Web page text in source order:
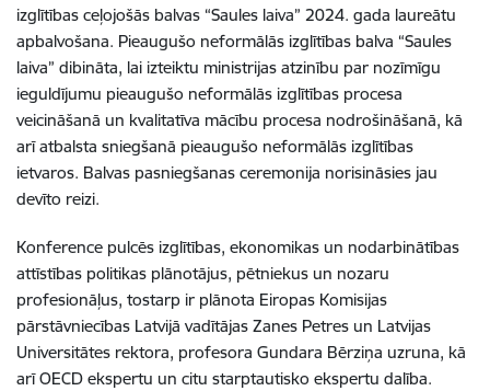
izglītības ceļojošās balvas “Saules laiva” 2024. gada laureātu
apbalvošana. Pieaugušo neformālās izglītības balva “Saules
laiva” dibināta, lai izteiktu ministrijas atzinību par nozīmīgu
ieguldījumu pieaugušo neformālās izglītības procesa
veicināšanā un kvalitatīva mācību procesa nodrošināšanā, kā
arī atbalsta sniegšanā pieaugušo neformālās izglītības
ietvaros. Balvas pasniegšanas ceremonija norisināsies jau
devīto reizi.
Konference pulcēs izglītības, ekonomikas un nodarbinātības
attīstības politikas plānotājus, pētniekus un nozaru
profesionāļus, tostarp ir plānota Eiropas Komisijas
pārstāvniecības Latvijā vadītājas Zanes Petres un Latvijas
Universitātes rektora, profesora Gundara Bērziņa uzruna, kā
arī OECD ekspertu un citu starptautisko ekspertu dalība.